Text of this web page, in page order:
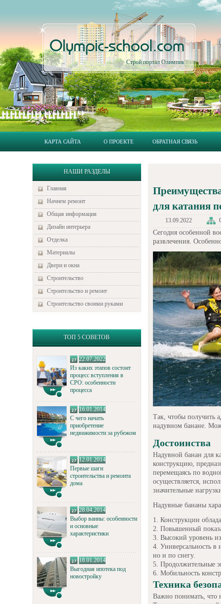
Olympic-school.com
Строй портал Олимпик
КАРТА САЙТА О ПРОЕКТЕ ОБРАТНАЯ СВЯЗЬ
НАШИ РАЗДЕЛЫ
Главная
Начнем ремонт
Общая информация
Дизайн интерьера
Отделка
Материалы
Двери и окна
Строительство
Строительство и ремонт
Строительство своими руками
ТОП 5 СОВЕТОВ
22.07.2022
Из каких этапов состоит
процесс вступления в
СРО: особенности
процесса
16.01.2014
С чего начать
приобретение
недвижимости за рубежом
12.01.2014
Первые шаги
строительства и ремонта
дома
28.04.2014
Выбор ванны: особенности
и основные
характеристики
18.01.2014
Выгодная ипотека под
новостройку
для катания
13.09.2022
Сегодня особенной
развлечения.
Так, чтобы получить
надувном банане.
Достоинства
Надувной банан для
конструкцию,
перемещаясь по
осуществляется,
значительные
Надувные бананы
Конструкции
Повышенный
Высокий уровень
Универсальность в
но и по снегу.
Продолжительные
Мобильность
Техника
Важно понимать, что